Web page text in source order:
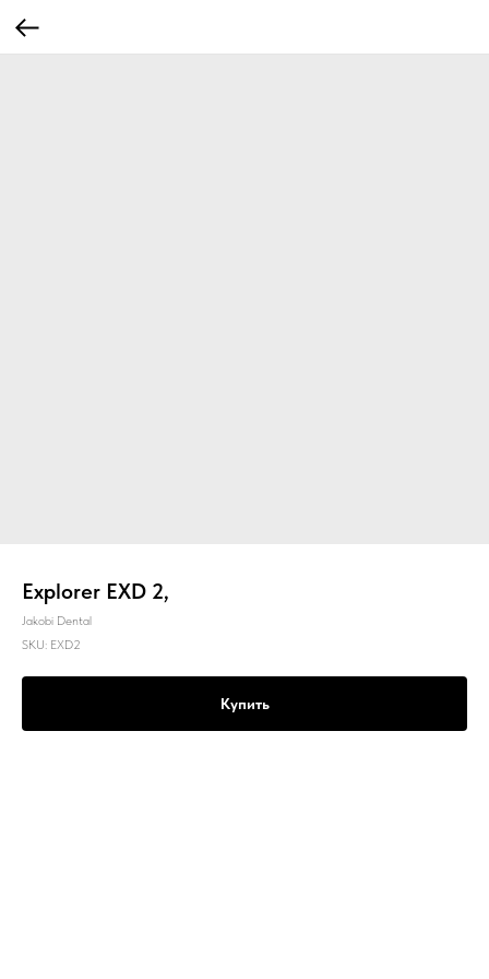
Explorer EXD 2,
Jakobi Dental
SKU: EXD2
Купить